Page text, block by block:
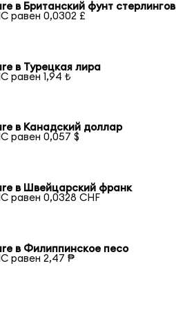
в Британский фунт стерлингов
равен 0,0302 £
в Турецкая лира
равен 1,94 ₺
в Канадский доллар
равен 0,057 $
в Швейцарский франк
равен 0,0328 CHF
в Филиппинское песо
равен 2,47 ₱